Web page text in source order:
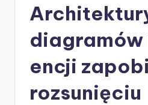
encji
rozsunięciu